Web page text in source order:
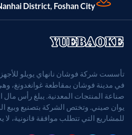
District, Foshan City
في مدينة فوشان بمقاطعة
يوان صيني. وتختص الشركة بتصنيع وبيع
للمشاريع التي تتطلب موافقة قانونية،